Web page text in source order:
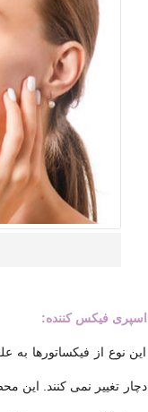
اسپری فیکس کننده:
این نوع از فیکساتورها
دچار تغيير نمی کنند. این